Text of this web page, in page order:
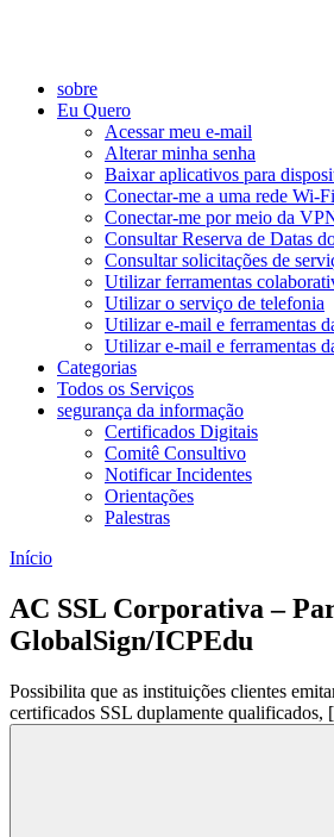
sobre
Eu Quero
Acessar meu e-mail
Alterar minha senha
Baixar aplicativos para
Conectar-me a uma rede Wi-Fi
Conectar-me por meio da
Consultar Reserva de Datas
Consultar solicitações de
Utilizar ferramentas
Utilizar o serviço de telefonia
Utilizar e-mail e ferramentas
Utilizar e-mail e ferramentas
Categorias
Todos os Serviços
segurança da informação
Certificados Digitais
Comitê Consultivo
Notificar Incidentes
Orientações
Palestras
Início
AC SSL Corporativa –
GlobalSign/ICPEdu
Possibilita que as instituições clientes
certificados SSL duplamente